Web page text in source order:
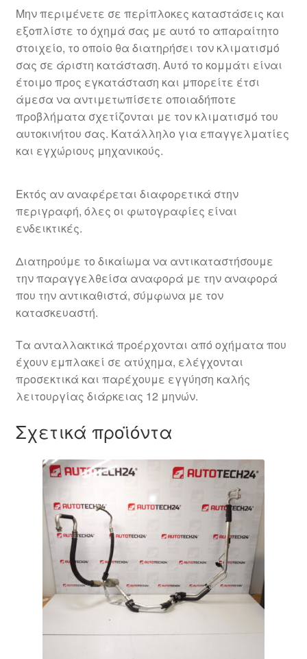
Μην περιμένετε σε περίπλοκες καταστάσεις και
εξοπλίστε το όχημά σας με αυτό το απαραίτητο
στοιχείο, το οποίο θα διατηρήσει τον κλιματισμό
σας σε άριστη κατάσταση. Αυτό το κομμάτι είναι
έτοιμο προς εγκατάσταση και μπορείτε έτσι
άμεσα να αντιμετωπίσετε οποιαδήποτε
προβλήματα σχετίζονται με τον κλιματισμό του
αυτοκινήτου σας. Κατάλληλο για επαγγελματίες
και εγχώριους μηχανικούς.
Εκτός αν αναφέρεται διαφορετικά στην
περιγραφή, όλες οι φωτογραφίες είναι
ενδεικτικές.
Διατηρούμε το δικαίωμα να αντικαταστήσουμε
την παραγγελθείσα αναφορά με την αναφορά
που την αντικαθιστά, σύμφωνα με τον
κατασκευαστή.
Τα ανταλλακτικά προέρχονται από οχήματα που
έχουν εμπλακεί σε ατύχημα, ελέγχονται
προσεκτικά και παρέχουμε εγγύηση καλής
λειτουργίας διάρκειας 12 μηνών.
Σχετικά προϊόντα